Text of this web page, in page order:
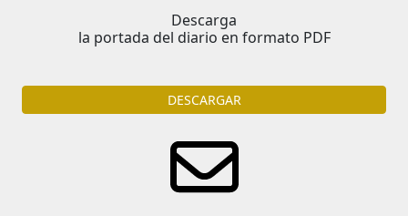
Descarga
la portada del diario en formato PDF
DESCARGAR